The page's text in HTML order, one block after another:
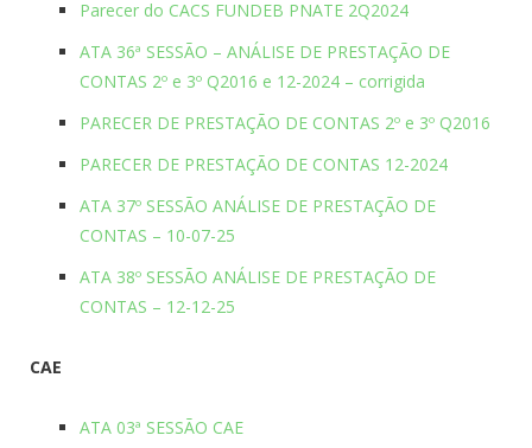
Parecer do CACS FUNDEB PNATE 2Q2024
ATA 36ª SESSÃO – ANÁLISE DE PRESTAÇÃO DE
CONTAS 2º e 3º Q2016 e 12-2024 – corrigida
PARECER DE PRESTAÇÃO DE CONTAS 2º e 3º Q2016
PARECER DE PRESTAÇÃO DE CONTAS 12-2024
ATA 37º SESSÃO ANÁLISE DE PRESTAÇÃO DE
CONTAS – 10-07-25
ATA 38º SESSÃO ANÁLISE DE PRESTAÇÃO DE
CONTAS – 12-12-25
CAE
ATA 03ª SESSÃO CAE